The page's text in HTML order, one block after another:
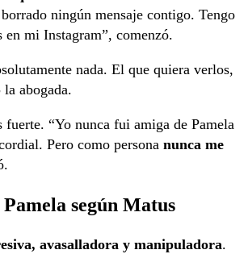
ningún mensaje contigo. Tengo
en mi Instagram”, comenzó.
nada. El que quiera verlos,
abogada.
“Yo nunca fui amiga de Pamela
Pero como persona nunca me
según Matus
avasalladora y manipuladora.